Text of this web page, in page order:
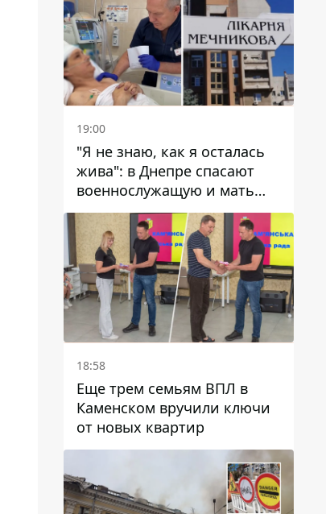
19:00
"Я не знаю, как я осталась
жива": в Днепре спасают
военнослужащую и мать
четверых детей, которую
ранил КАБ
18:58
Еще трем семьям ВПЛ в
Каменском вручили ключи
от новых квартир